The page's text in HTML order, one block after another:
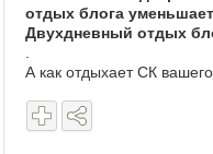
отдых блога
Двухдневный отдых
А как отдыхает СК